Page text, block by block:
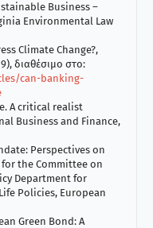
Business –
Environmental Law
Climate Change?,
διαθέσιμο στο:
can-banking-
A critical realist
Business and Finance,
Perspectives on
the Committee on
Department for
Policies, European
Green Bond: A